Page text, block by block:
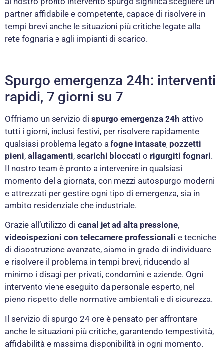
partner affidabile e competente, capace di risolvere in
tempi brevi anche le situazioni più critiche legate alla
rete fognaria e agli impianti di scarico.
Spurgo emergenza 24h: interventi
rapidi, 7 giorni su 7
Offriamo un servizio di spurgo emergenza 24h attivo
tutti i giorni, inclusi festivi, per risolvere rapidamente
qualsiasi problema legato a fogne intasate, pozzetti
pieni, allagamenti, scarichi bloccati o rigurgiti fognari.
Il nostro team è pronto a intervenire in qualsiasi
momento della giornata, con mezzi autospurgo moderni
e attrezzati per gestire ogni tipo di emergenza, sia in
ambito residenziale che industriale.
Grazie all’utilizzo di canal jet ad alta pressione,
videoispezioni con telecamere professionali e tecniche
di disostruzione avanzate, siamo in grado di individuare
e risolvere il problema in tempi brevi, riducendo al
minimo i disagi per privati, condomìni e aziende. Ogni
intervento viene eseguito da personale esperto, nel
pieno rispetto delle normative ambientali e di sicurezza.
Il servizio di spurgo 24 ore è pensato per affrontare
anche le situazioni più critiche, garantendo tempestività,
affidabilità e massima disponibilità in ogni momento.